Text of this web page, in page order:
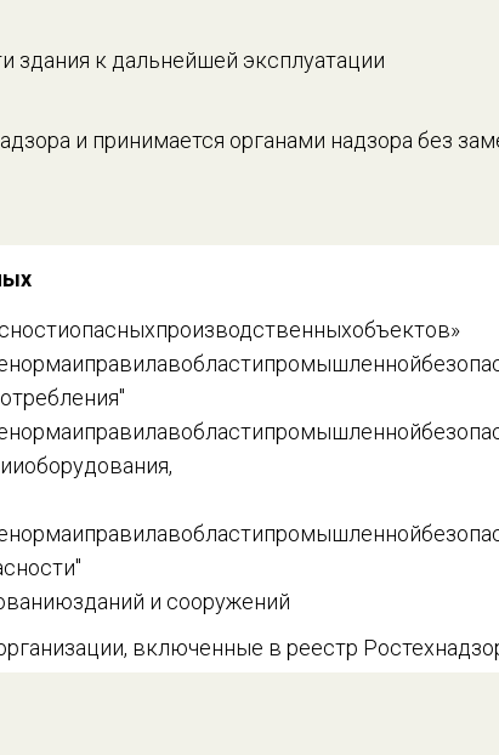
здания к дальнейшей эксплуатации
и принимается органами надзора без
и сооружений
включенные в реестр